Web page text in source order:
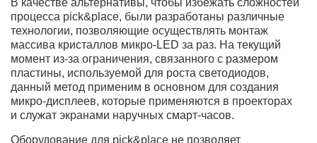
В качестве альтернативы, чтобы избежать сложностей
процесса pick&place, были разработаны различные
технологии, позволяющие осуществлять монтаж
массива кристаллов микро-LED за раз. На текущий
момент из-за ограничения, связанного с размером
пластины, используемой для роста светодиодов,
данный метод применим в основном для создания
микро-дисплеев, которые применяются в проекторах
и служат экранами наручных смарт-часов.
Оборудование для pick&place не позволяет